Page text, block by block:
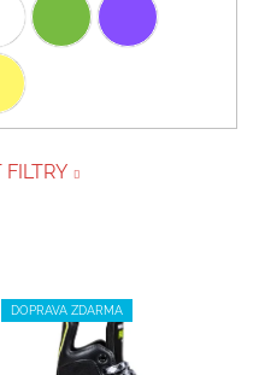
DOPRAVA ZDARMA